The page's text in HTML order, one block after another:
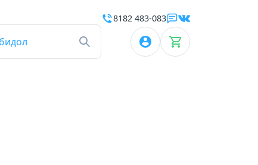
8182 483-083